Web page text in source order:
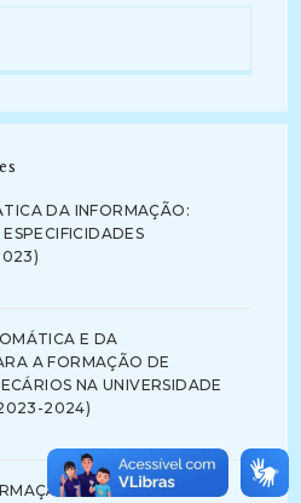
DA INFORMAÇÃO:
E DA
A FORMAÇÃO DE
NA UNIVERSIDADE
2024)
NA INTERFACE DE